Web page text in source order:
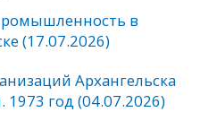
в
(17.07.2026)
Архангельска
1973 год (04.07.2026)